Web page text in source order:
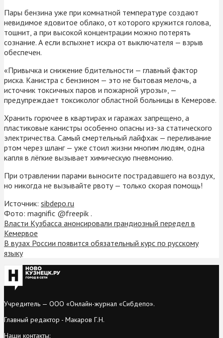
Пары бензина уже при комнатной температуре создают
невидимое ядовитое облако, от которого кружится голова,
тошнит, а при высокой концентрации можно потерять
сознание. А если вспыхнет искра от выключателя — взрыв
обеспечен.
«Привычка и снижение бдительности — главный фактор
риска. Канистра с бензином — это не бытовая мелочь, а
источник токсичных паров и пожарной угрозы», —
предупреждает токсиколог областной больницы в Кемерове.
Хранить горючее в квартирах и гаражах запрещено, а
пластиковые канистры особенно опасны из-за статического
электричества. Самый смертельный лайфхак — переливание
ртом через шланг — уже стоил жизни многим людям, одна
капля в лёгкие вызывает химическую пневмонию.
При отравлении парами выносите пострадавшего на воздух,
но никогда не вызывайте рвоту — только скорая помощь!
Источник: sibdepo.ru
Фото: magnific @freepik .
Власти Кузбасса анонсировали грандиозный передел в
Кемервое
В вузах России появится обязательный курс по русскому
языку
Учредитель — ООО «Онлайн-журнал «Сибдепо».
Главный редактор - Макаров Г.Н.
Наши контакты: